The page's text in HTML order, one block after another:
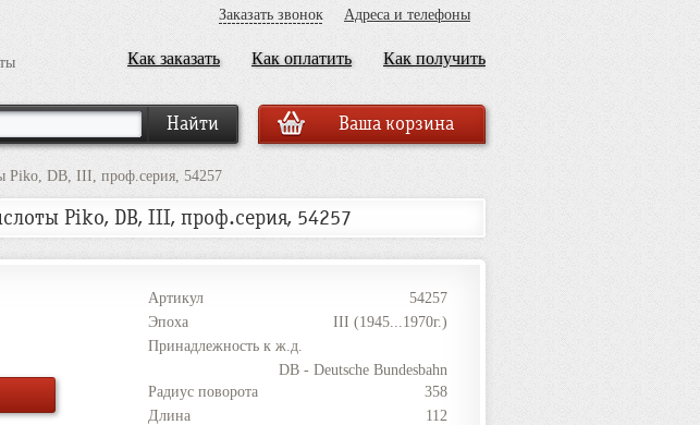
Адреса и телефоны
Заказать звонок
Как получить
Как оплатить
Как заказать
Ваша корзина
Piko, DB, III, проф.серия, 54257
Piko, DB, III, проф.серия, 54257
Артикул
54257
Эпоха
III (1945...1970г.)
Принадлежность к ж.д.
DB - Deutsche Bundesbahn
Радиус поворота
358
Длина
112